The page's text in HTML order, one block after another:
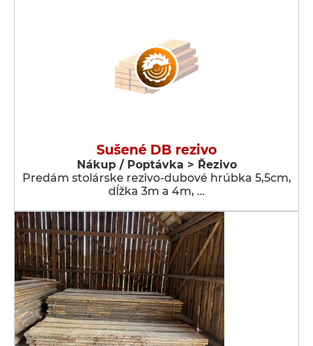
Sušené DB rezivo
Nákup / Poptávka > Řezivo
Predám stolárske rezivo-dubové hrúbka 5,5cm,
dĺžka 3m a 4m, …